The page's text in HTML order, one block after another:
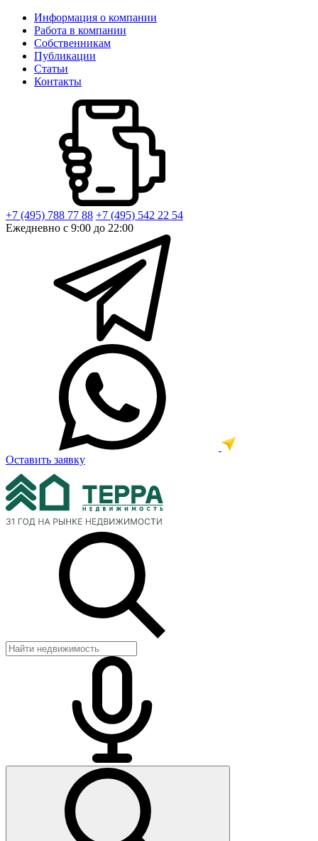
Информация о компании
Работа в компании
Собственникам
Публикации
Статьи
Контакты
+7 (495) 788 77 88 +7 (495) 542 22 54
Ежедневно с 9:00 до 22:00
Оставить заявку